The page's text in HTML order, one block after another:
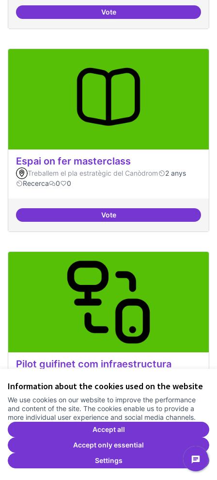
Information about the cookies used on the website
We use cookies on our website to improve the performance
and content of the site. The cookies enable us to provide a
more individual user experience and social media channels.
Accept all
Accept only essential
Settings
VoteGrupos de trabajo para impulsar
Espai on fer masterclass
Treballem el pla estratègic del Canòdrom
2 anys
Recerca
0 0
VoteEspai on fer masterclass
Pilot guifinet com infraestructura
Recerca
0 0
VotePilot guifinet com